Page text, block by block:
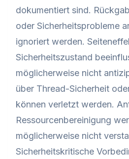
dokumentiert sind.
oder Sicherheitsprobleme
ignoriert werden.
Sicherheitszustand
möglicherweise nicht
über Thread-Sicherheit
können verletzt werden.
Ressourcenbereinigung
möglicherweise nicht
Sicherheitskritische